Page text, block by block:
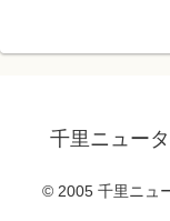
千里ニュー
© 2005 千里ニュ